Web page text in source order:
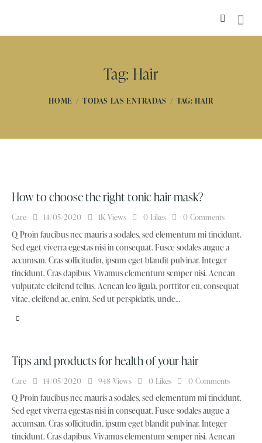
Tag: Hair
HOME TODAS LAS ENTRADAS TAG: HAIR
How to choose the right tonic hair mask?
Care 14/05/2020 1K Views 0 Likes 0 Comments
Q Proin faucibus nec mauris a sodales, sed elementum mi tincidunt.
Sed eget viverra egestas nisi in consequat. Fusce sodales augue a
accumsan. Cras sollicitudin, ipsum eget blandit pulvinar. Integer
tincidunt. Cras dapibus. Vivamus elementum semper nisi. Aenean
vulputate eleifend tellus. Aenean leo ligula, porttitor eu, consequat
vitae, eleifend ac, enim. Sed ut perspiciatis, unde…
Tips and products for health of your hair
Care 14/05/2020 948 Views 0 Likes 0 Comments
Q Proin faucibus nec mauris a sodales, sed elementum mi tincidunt.
Sed eget viverra egestas nisi in consequat. Fusce sodales augue a
accumsan. Cras sollicitudin, ipsum eget blandit pulvinar. Integer
tincidunt. Cras dapibus. Vivamus elementum semper nisi. Aenean